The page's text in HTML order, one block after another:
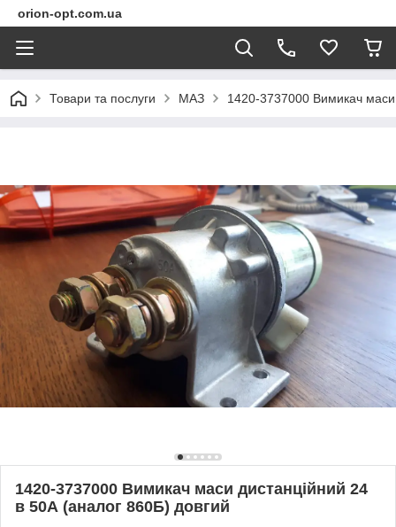
orion-opt.com.ua
Товари та послуги МАЗ 1420-3737000 Вимикач
1420-3737000 Вимикач маси дистанційний 24
в 50А (аналог 860Б) довгий